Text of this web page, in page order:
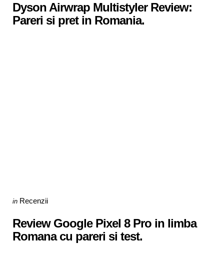
Dyson Airwrap Multistyler Review:
Pareri si pret in Romania.
Categories
Posted
in Recenzii
Review Google Pixel 8 Pro in limba
Romana cu pareri si test.